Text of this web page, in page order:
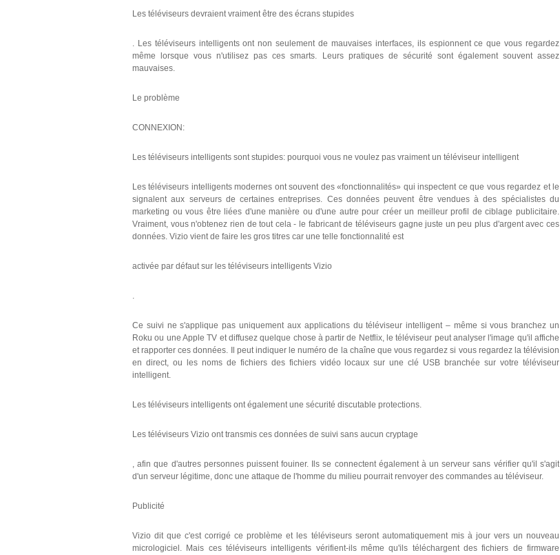
Les téléviseurs devraient vraiment être des écrans stupides
. Les téléviseurs intelligents ont non seulement de mauvaises interfaces, ils espionnent ce que vous regardez
même lorsque vous n'utilisez pas ces smarts. Leurs pratiques de sécurité sont également souvent assez
mauvaises.
Le problème
CONNEXION:
Les téléviseurs intelligents sont stupides: pourquoi vous ne voulez pas vraiment un téléviseur intelligent
Les téléviseurs intelligents modernes ont souvent des «fonctionnalités» qui inspectent ce que vous regardez et le
signalent aux serveurs de certaines entreprises. Ces données peuvent être vendues à des spécialistes du
marketing ou vous être liées d'une manière ou d'une autre pour créer un meilleur profil de ciblage publicitaire.
Vraiment, vous n'obtenez rien de tout cela - le fabricant de téléviseurs gagne juste un peu plus d'argent avec ces
données. Vizio vient de faire les gros titres car une telle fonctionnalité est
activée par défaut sur les téléviseurs intelligents Vizio
.
Ce suivi ne s'applique pas uniquement aux applications du téléviseur intelligent – même si vous branchez un
Roku ou une Apple TV et diffusez quelque chose à partir de Netflix, le téléviseur peut analyser l'image qu'il affiche
et rapporter ces données. Il peut indiquer le numéro de la chaîne que vous regardez si vous regardez la télévision
en direct, ou les noms de fichiers des fichiers vidéo locaux sur une clé USB branchée sur votre téléviseur
intelligent.
Les téléviseurs intelligents ont également une sécurité discutable protections.
Les téléviseurs Vizio ont transmis ces données de suivi sans aucun cryptage
, afin que d'autres personnes puissent fouiner. Ils se connectent également à un serveur sans vérifier qu'il s'agit
d'un serveur légitime, donc une attaque de l'homme du milieu pourrait renvoyer des commandes au téléviseur.
Publicité
Vizio dit que c'est corrigé ce problème et les téléviseurs seront automatiquement mis à jour vers un nouveau
micrologiciel. Mais ces téléviseurs intelligents vérifient-ils même qu'ils téléchargent des fichiers de firmware